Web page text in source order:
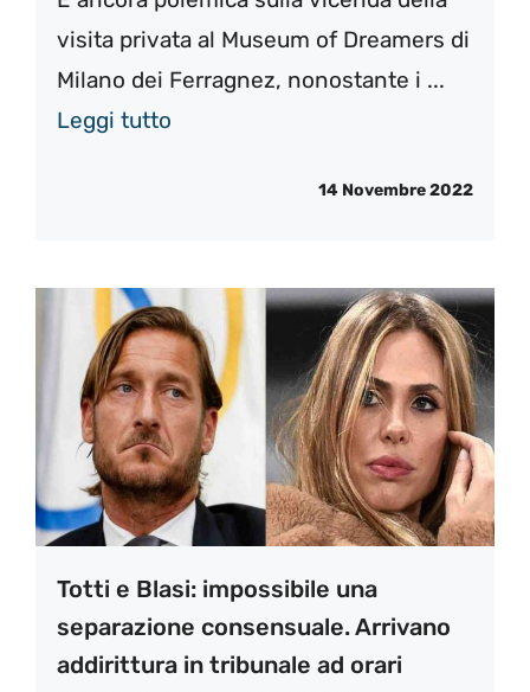
visita privata al Museum of Dreamers di
Milano dei Ferragnez, nonostante i ...
Leggi tutto
14 Novembre 2022
Totti e Blasi: impossibile una
separazione consensuale. Arrivano
addirittura in tribunale ad orari